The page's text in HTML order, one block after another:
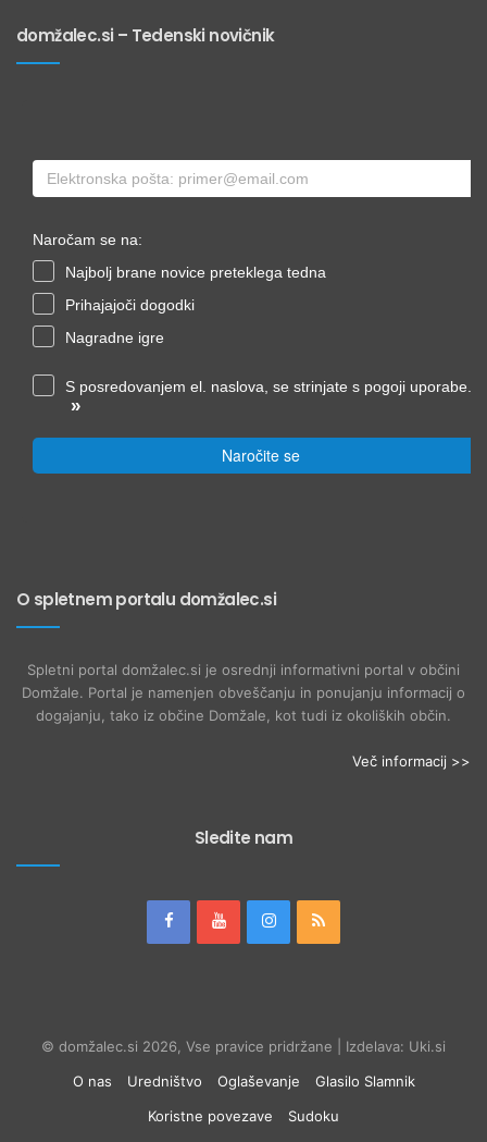
domžalec.si – Tedenski novičnik
Naročam se na:
Najbolj brane novice preteklega tedna
Prihajajoči dogodki
Nagradne igre
S posredovanjem el. naslova, se strinjate s pogoji uporabe.
»
Naročite se
O spletnem portalu domžalec.si
Spletni portal domžalec.si je osrednji informativni portal v občini
Domžale. Portal je namenjen obveščanju in ponujanju informacij o
dogajanju, tako iz občine Domžale, kot tudi iz okoliških občin.
Več informacij >>
Sledite nam
© domžalec.si 2026, Vse pravice pridržane | Izdelava: Uki.si
O nas
Uredništvo Oglaševanje
Glasilo Slamnik
Koristne povezave
Sudoku